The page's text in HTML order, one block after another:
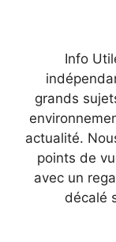
Info
grands
actualité.
points de
avec un
décalé